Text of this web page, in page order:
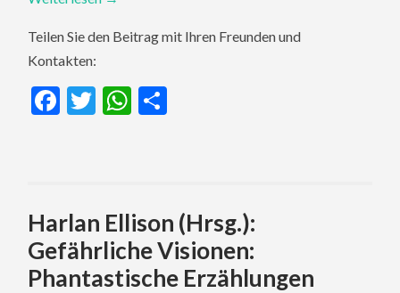
Teilen Sie den Beitrag mit Ihren Freunden und
Kontakten:
Facebook
TwitterWhatsApp
Harlan Ellison (Hrsg.):
Gefährliche Visionen:
Phantastische Erzählungen